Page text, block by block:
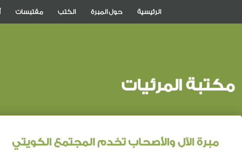
الرئيسية حول المبرة الكتب مقتبسات
مكتبة المرئيات
مبرة الآل والأصحاب تخدم المجتمع الكويتي